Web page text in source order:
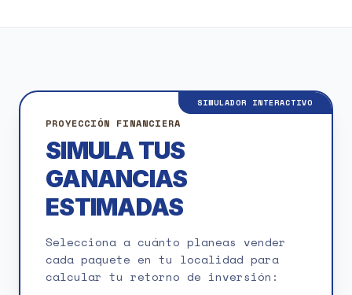
SIMULADOR INTERACTIVO
PROYECCIÓN FINANCIERA
SIMULA TUS
GANANCIAS
ESTIMADAS
Selecciona a cuánto planeas vender
cada paquete en tu localidad para
calcular tu retorno de inversión: